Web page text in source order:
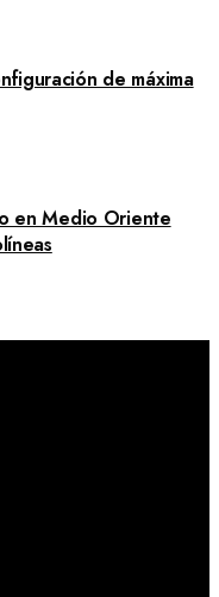
de máxima
en Medio Oriente